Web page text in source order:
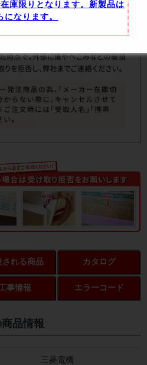
される商品 カタログ
事情報 エラーコード
品情報
三菱電機
庫限りとなります。新製品は
になります。